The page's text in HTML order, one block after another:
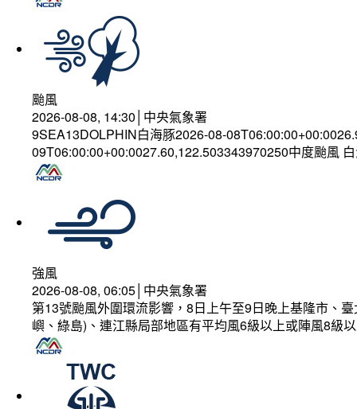
颱風
2026-08-08, 14:30│中央氣象署
9SEA13DOLPHIN白海豚2026-08-
09T06:00:00+00:0027.60,122.503343970250中度颱風
強風
2026-08-08, 06:05│中央氣象署
第13號颱風外圍環流影響，8日上午至9日晚上基隆市、
嶼、綠島)、連江縣局部地區有平均風6級以上或陣風8級